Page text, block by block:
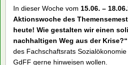
Posted byAutorat 19:25
Themensemester
Fachbereich